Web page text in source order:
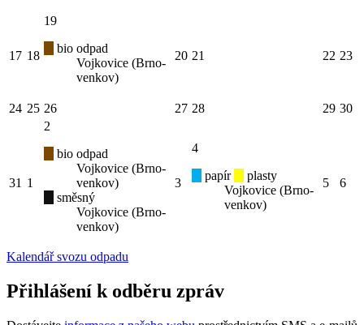
17 18
19
bio odpad
Vojkovice (Brno-
venkov)
20 21 22 23
24 25 26 27 28 29 30
31 1
2
bio odpad
Vojkovice (Brno-
venkov)
směsný
Vojkovice (Brno-
venkov)
3
4
papír
plasty
Vojkovice (Brno-
venkov)
5 6
Kalendář svozu odpadu
Přihlášení k odběru zpráv